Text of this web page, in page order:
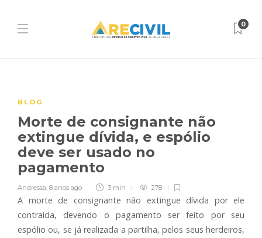
0
BLOG
Morte de consignante não
extingue dívida, e espólio
deve ser usado no
pagamento
Andressa, 8 anos ago 3 min 278
A morte de consignante não extingue dívida por ele
contraída, devendo o pagamento ser feito por seu
espólio ou, se já realizada a partilha, pelos seus herdeiros,